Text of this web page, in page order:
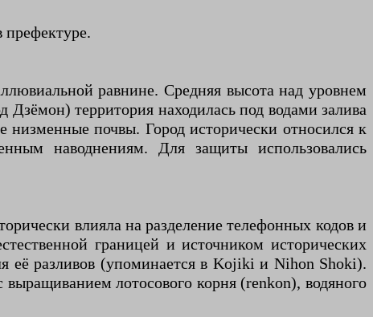
префектуре.
равнине. Средняя высота над уровнем
территория находилась под водами залива
низменные почвы. Город исторически относился к
наводнениям. Для защиты использовались
влияла на разделение телефонных кодов и
границей и источником исторических
её разливов (упоминается в Kojiki и Nihon Shoki).
лотосового корня (renkon), водяного